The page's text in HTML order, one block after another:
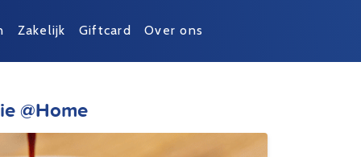
Zakelijk Giftcard Over ons
@Home